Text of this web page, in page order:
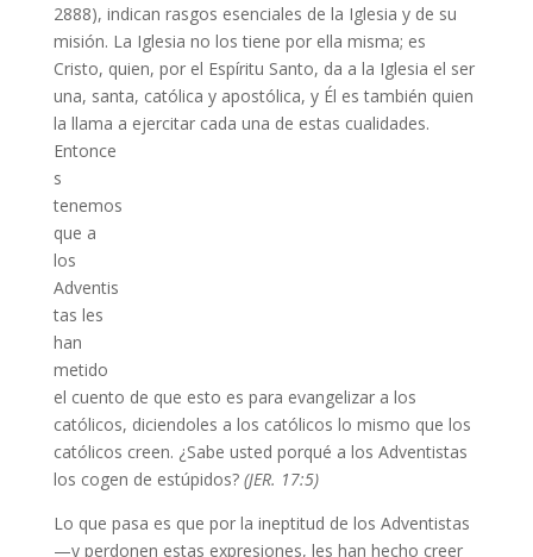
2888), indican rasgos esenciales de la Iglesia y de su
misión. La Iglesia no los tiene por ella misma; es
Cristo, quien, por el Espíritu Santo, da a la Iglesia el ser
una, santa, católica y apostólica, y Él es también quien
la llama a ejercitar cada una de estas cualidades.
Entonce
s
tenemos
que a
los
Adventis
tas les
han
metido
el cuento de que esto es para evangelizar a los
católicos, diciendoles a los católicos lo mismo que los
católicos creen. ¿Sabe usted porqué a los Adventistas
los cogen de estúpidos?(JER. 17:5)
Lo que pasa es que por la ineptitud de los Adventistas
—y perdonen estas expresiones, les han hecho creer